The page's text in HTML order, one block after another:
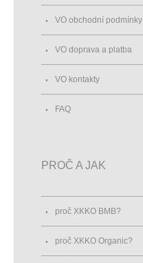
VO obchodní podmínky
VO doprava a platba
VO kontakty
FAQ
PROČ A JAK
proč XKKO BMB?
proč XKKO Organic?